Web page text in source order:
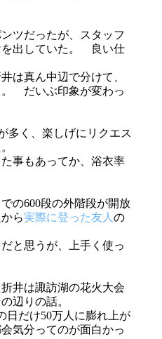
ツだったが、スタッフ
を出していた。 良い仕
は真ん中辺で分けて、
。 だいぶ印象が変わっ
多く、楽しげにリクエス
事もあってか、浴衣率
の600段の外階段が開放
ら実際に登った友人 の
と思うが、上手く使っ
井は諏訪湖の花火大会
辺りの話。
日だけ50万人に膨れ上が
気分ってのが面白かっ